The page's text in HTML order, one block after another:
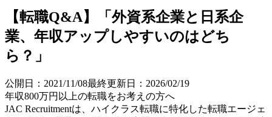
【転職Q&A】「外資系企業と日系企
業、年収アップしやすいのはどち
ら？」
公開日： 2021/11/08最終更新日： 2026/02/19
年収800万円以上の転職をお考えの方へ
JAC Recruitmentは、ハイクラス転職に特化した転職エージェ